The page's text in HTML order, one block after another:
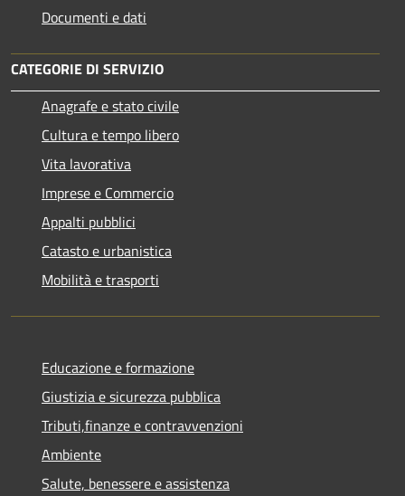
Documenti e dati
CATEGORIE DI SERVIZIO
Anagrafe e stato civile
Cultura e tempo libero
Vita lavorativa
Imprese e Commercio
Appalti pubblici
Catasto e urbanistica
Mobilità e trasporti
Educazione e formazione
Giustizia e sicurezza pubblica
Tributi,finanze e contravvenzioni
Ambiente
Salute, benessere e assistenza